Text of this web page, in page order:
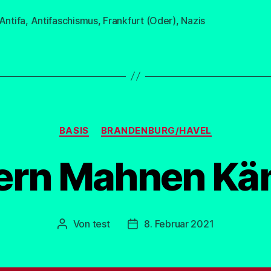
Antifa, Antifaschismus, Frankfurt (Oder), Nazis
Kategorien
BASIS BRANDENBURG/HAVEL
Mahnen
Beitragsautor
Von test Beitragsdatum
8. Februar 2021